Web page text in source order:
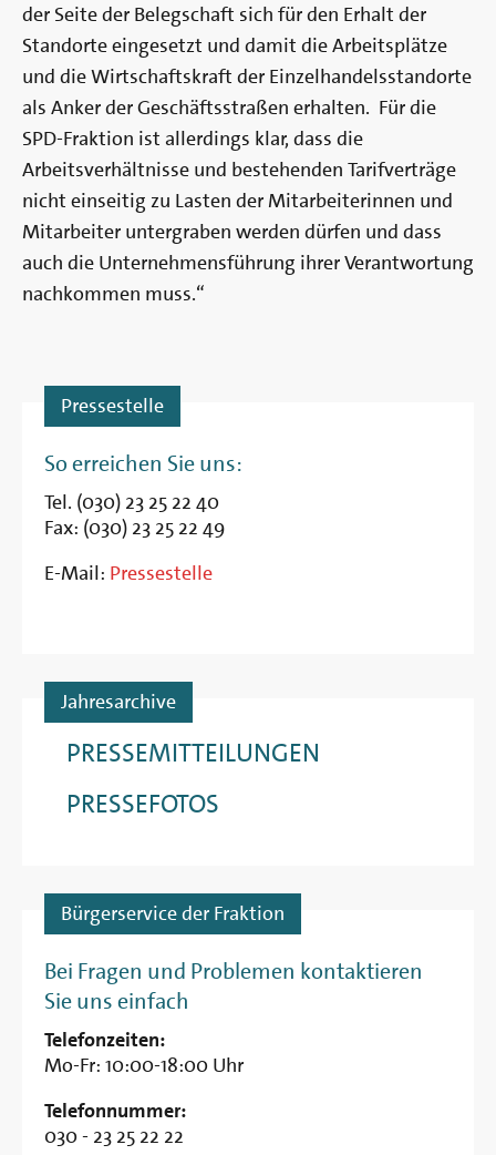
der Seite der Belegschaft sich für den Erhalt der
Standorte eingesetzt und damit die Arbeitsplätze
und die Wirtschaftskraft der Einzelhandelsstandorte
als Anker der Geschäftsstraßen erhalten. Für die
SPD-Fraktion ist allerdings klar, dass die
Arbeitsverhältnisse und bestehenden Tarifverträge
nicht einseitig zu Lasten der Mitarbeiterinnen und
Mitarbeiter untergraben werden dürfen und dass
auch die Unternehmensführung ihrer Verantwortung
nachkommen muss.“
Pressestelle
So erreichen Sie uns:
Tel. (030) 23 25 22 40
Fax: (030) 23 25 22 49
E-Mail: Pressestelle
Jahresarchive
PRESSEMITTEILUNGEN
PRESSEFOTOS
Bürgerservice der Fraktion
Bei Fragen und Problemen kontaktieren
Sie uns einfach
Telefonzeiten:
Mo-Fr: 10:00-18:00 Uhr
Telefonnummer:
030 - 23 25 22 22